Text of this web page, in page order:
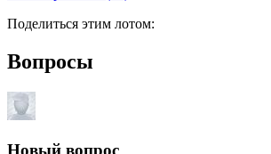
Поделиться этим лотом:
Вопросы
Новый вопрос